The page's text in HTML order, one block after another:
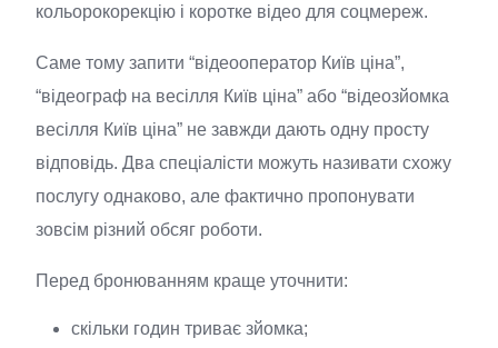
кольорокорекцію і коротке відео для соцмереж.
Саме тому запити “відеооператор Київ ціна”,
“відеограф на весілля Київ ціна” або “відеозйомка
весілля Київ ціна” не завжди дають одну просту
відповідь. Два спеціалісти можуть називати схожу
послугу однаково, але фактично пропонувати
зовсім різний обсяг роботи.
Перед бронюванням краще уточнити:
скільки годин триває зйомка;